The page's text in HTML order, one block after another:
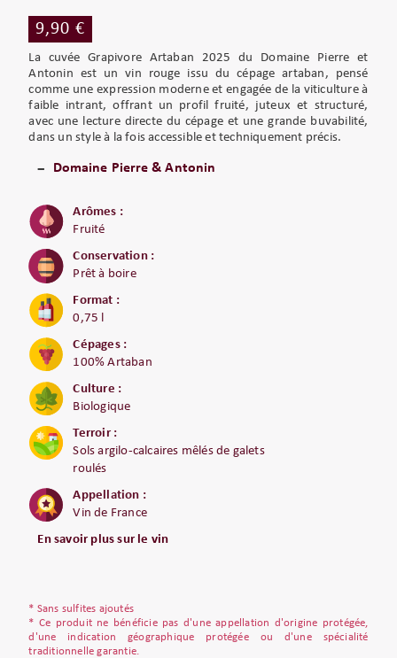
9,90 €
La cuvée Grapivore Artaban 2025 du Domaine Pierre et
Antonin est un vin rouge issu du cépage artaban, pensé
comme une expression moderne et engagée de la viticulture à
faible intrant, offrant un profil fruité, juteux et structuré,
avec une lecture directe du cépage et une grande buvabilité,
dans un style à la fois accessible et techniquement précis.
Domaine Pierre & Antonin
Arômes :
Fruité
Conservation :
Prêt à boire
Format :
0,75 l
Cépages :
100% Artaban
Culture :
Biologique
Terroir :
Sols argilo-calcaires mêlés de galets
roulés
Appellation :
Vin de France
En savoir plus sur le vin
* Sans sulfites ajoutés
* Ce produit ne bénéficie pas d'une appellation d'origine protégée,
d'une indication géographique protégée ou d'une spécialité
traditionnelle garantie.